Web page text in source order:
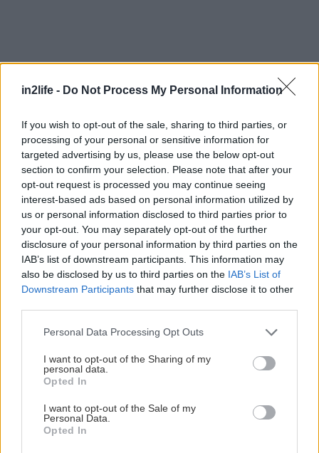
in2life - Do Not Process My Personal Information
If you wish to opt-out of the sale, sharing to third parties, or
processing of your personal or sensitive information for
targeted advertising by us, please use the below opt-out
section to confirm your selection. Please note that after your
opt-out request is processed you may continue seeing
interest-based ads based on personal information utilized by
us or personal information disclosed to third parties prior to
your opt-out. You may separately opt-out of the further
disclosure of your personal information by third parties on the
IAB’s list of downstream participants. This information may
also be disclosed by us to third parties on the IAB’s List of
Downstream Participants that may further disclose it to other
Please note that this website/app uses one or more Google
not limited to your visit or usage behaviour. You may click to
grant or deny consent to Google and its third-party tags to
use your data for below specified purposes in below Google
consent section.
Personal Data Processing Opt Outs
I want to opt-out of the Sharing of my
personal data.
Opted In
I want to opt-out of the Sale of my
Personal Data.
Opted In
Αναζήτηση
για...